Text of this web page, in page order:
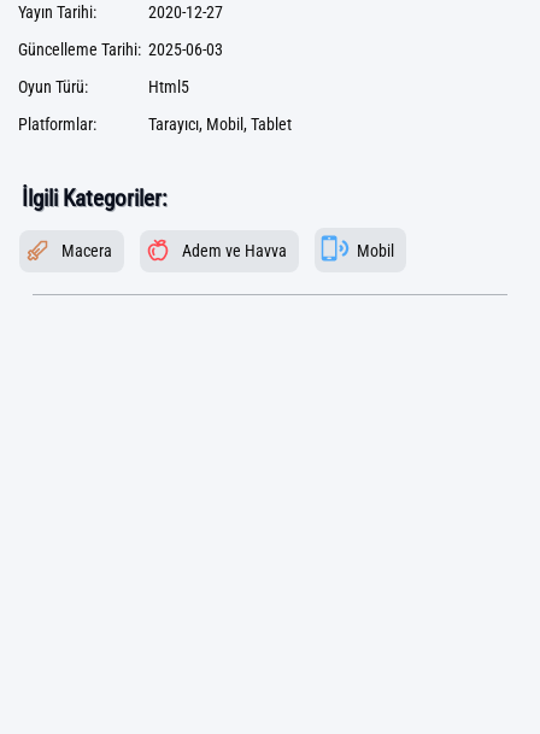
Yayın Tarihi:
2020-12-27
Güncelleme Tarihi: 2025-06-03
Oyun Türü:
Html5
Platformlar:
Tarayıcı, Mobil, Tablet
İlgili Kategoriler:
Macera Adem ve Havva Mobil